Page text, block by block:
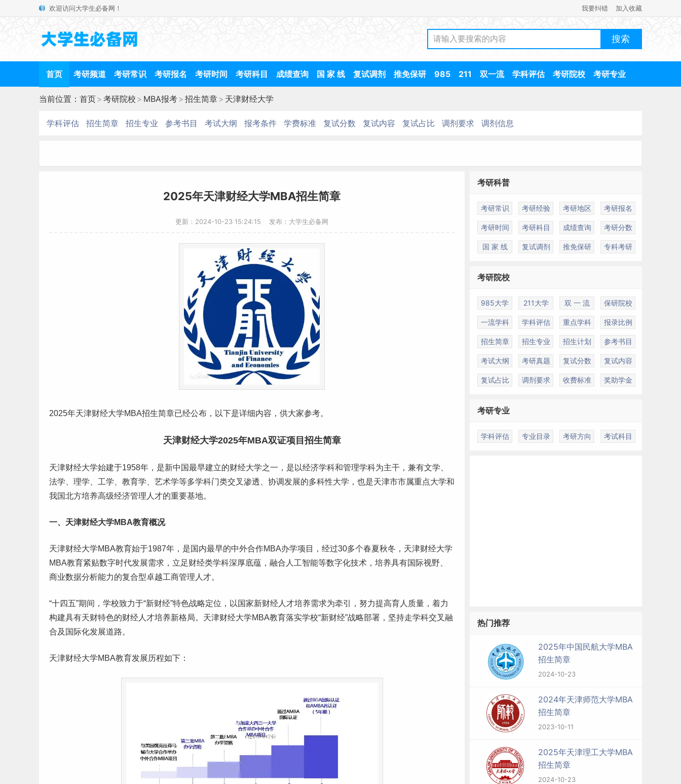
欢迎访问大学生必备网！ 我要纠错 加入收藏
首页 考研频道 考研常识 考研报名 考研时间 考研科目 成绩查询 国 家 线 复试调剂 推免保研 985 211 双一流 学科评估 考研院校 考研专业
当前位置： 首页> 考研院校 > MBA报考> 招生简章> 天津财经大学
学科评估 招生简章 招生专业 参考书目 考试大纲 报考条件 学费标准 复试分数 复试内容 复试占比 调剂要求 调剂信息
2025年天津财经大学MBA招生简章
更新：2024-10-23 15:24:15 发布：大学生必备网
2025年天津财经大学MBA招生简章已经公布，以下是详细内容，供大家参考。
天津财经大学2025年MBA双证项目招生简章
天津财经大学始建于1958年，是新中国最早建立的财经大学之一，是以经济学科和管理学科为主干，兼有文学、
法学、理学、工学、教育学、 艺术学等多学科门类交叉渗透、协调发展的多科性大学，也是天津市市属重点大学和
我国北方培养高级经济管理人才的重要基地。
一、天津财经大学MBA教育概况
天津财经大学MBA教育始于1987年，是国内最早的中外合作MBA办学项目，经过30多个春夏秋冬，天津财经大学
MBA教育紧贴数字时代发展需求，立足财经类学科深厚底蕴，融合人工智能等数字化技术，培养具有国际视野、
商业数据分析能力的复合型卓越工商管理人才。
“十四五”期间，学校致力于“新财经”特色战略定位，以国家新财经人才培养需求为牵引， 努力提高育人质量，着力
构建具有天财特色的财经人才培养新格局。天津财经大学MBA教育落实学校“新财经”战略部署，坚持走学科交叉融
合及国际化发展道路。
天津财经大学MBA教育发展历程如下：
考研科普
考研常识 考研经验 考研地区 考研报名
考研时间 考研科目 成绩查询 考研分数
国 家 线 复试调剂 推免保研 专科考研
考研院校
985大学 211大学 双 一 流 保研院校
一流学科 学科评估 重点学科 报录比例
招生简章 招生专业 招生计划 参考书目
考试大纲 考研真题 复试分数 复试内容
复试占比 调剂要求 收费标准 奖助学金
考研专业
学科评估 专业目录 考研方向 考试科目
热门推荐
2025年中国民航大学MBA
招生简章
2024-10-23
2024年天津师范大学MBA
招生简章
2023-10-11
2025年天津理工大学MBA
招生简章
2024-10-23